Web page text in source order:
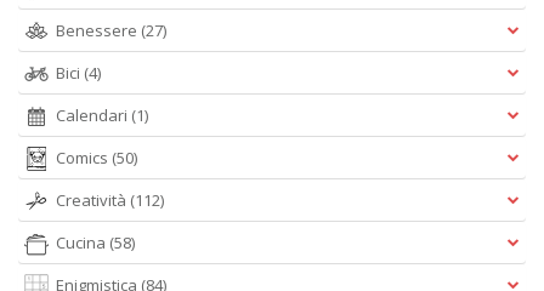
Benessere (27)
Bici (4)
Calendari (1)
Comics (50)
Creatività (112)
Cucina (58)
Enigmistica (84)